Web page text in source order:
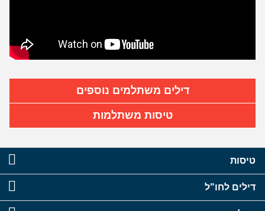
דילים משתלמים נוספים
טיסות משתלמות
טיסות
דילים לחו"ל